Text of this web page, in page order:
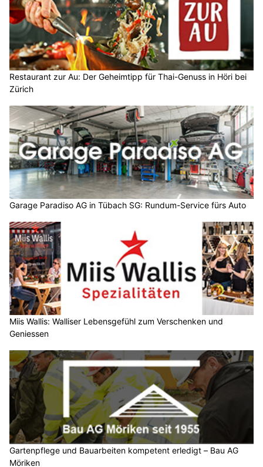
Restaurant zur Au: Der Geheimtipp für Thai-Genuss in Höri bei
Zürich
Garage Paradiso AG in Tübach SG: Rundum-Service fürs Auto
Miis Wallis: Walliser Lebensgefühl zum Verschenken und
Geniessen
Gartenpflege und Bauarbeiten kompetent erledigt – Bau AG
Möriken